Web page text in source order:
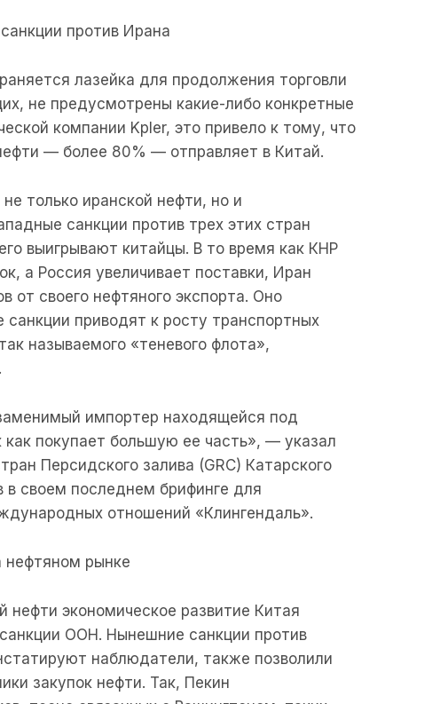
против Ирана
лазейка для продолжения торговли
не предусмотрены какие-либо конкретные
компании Kpler, это привело к тому, что
— более 80% — отправляет в Китай.
только иранской нефти, но и
санкции против трех этих стран
выигрывают китайцы. В то время как КНР
а Россия увеличивает поставки, Иран
от своего нефтяного экспорта. Оно
приводят к росту транспортных
называемого «теневого флота»,
импортер находящейся под
покупает большую ее часть», — указал
Персидского залива (GRC) Катарского
своем последнем брифинге для
отношений «Клингендаль».
рынке
нефти экономическое развитие Китая
ООН. Нынешние санкции против
наблюдатели, также позволили
закупок нефти. Так, Пекин